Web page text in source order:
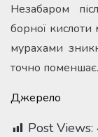
Незабаром
борної кислоти
мурахами
точно поменшає.
Джерело
Post Views: